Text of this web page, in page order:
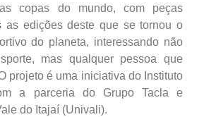
copas do mundo, com peças
as edições deste que se tornou o
do planeta, interessando não
mas qualquer pessoa que
projeto é uma iniciativa do Instituto
a parceria do Grupo Tacla e
do Itajaí (Univali).